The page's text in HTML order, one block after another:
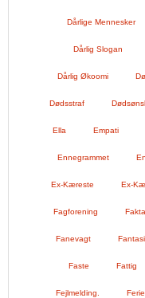
Dårlige Mennesker
Dårlig Slogan
Dårlig Økoomi
Dødsstraf
Ella Empati
Ennegrammet
Ex-Kæreste Ex-
Fagforening Fakta
Fanevagt
Faste Fattig
Fejlmelding. Ferie